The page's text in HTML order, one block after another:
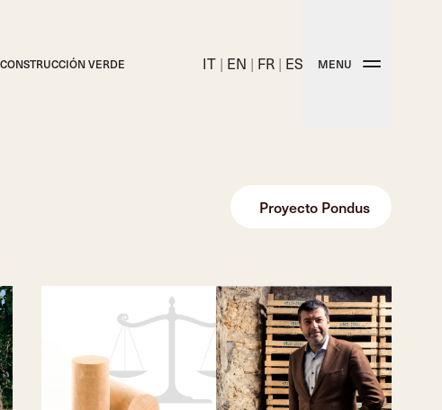
los tapones Molinas
CONSTRUCCIÓN VERDE IT | EN | FR | ES MENU
Proyecto Pondus